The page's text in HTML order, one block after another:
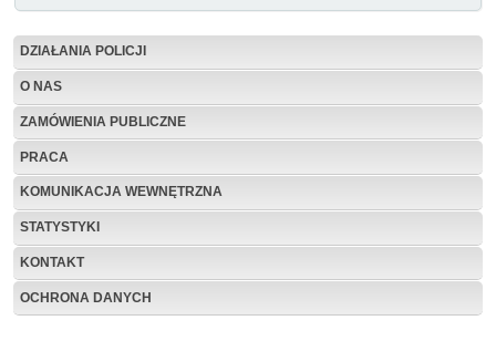
DZIAŁANIA POLICJI
O NAS
ZAMÓWIENIA PUBLICZNE
PRACA
KOMUNIKACJA WEWNĘTRZNA
STATYSTYKI
KONTAKT
OCHRONA DANYCH